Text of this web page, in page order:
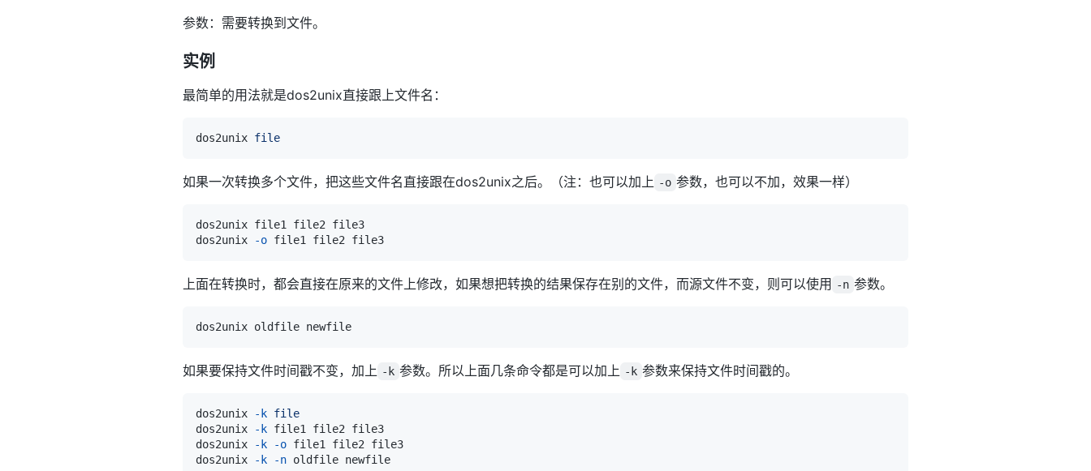
参数：需要转换到文件。
实例
最简单的用法就是dos2unix直接跟上文件名：
dos2unix file
如果一次转换多个文件，把这些文件名直接跟在dos2unix之后。（注：也可以加上 -o 参数，也可以不加，效果一样）
dos2unix
-o
上面在转换时，都会直接在原来的文件上修改，如果想把转换的结果保存在别的文件，而源文件不变，则可以使用 -n 参数。
如果要保持文件时间戳不变，加上 -k 参数。所以上面几条命令都是可以加上 -k 参数来保持文件时间戳的。
dos2unix -k file
dos2unix
-k
dos2unix
-k -o
dos2unix
-k -n